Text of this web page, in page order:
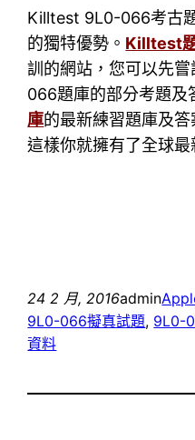
Killtest 9L0-066考古
的獨特優勢。 Killtest
訓的網站，您可以先
066題庫的部分考題及
庫的最新練習題庫及答
這樣你就擁有了全球最
24 2 月, 2016admin
9L0-066擬真試題, 9L0-
資料